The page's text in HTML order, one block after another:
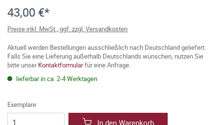
43,00 €*
Preise inkl. MwSt., ggf. zzgl. Versandkosten
Aktuell werden Bestellungen ausschließlich nach Deutschland geliefert.
Falls Sie eine Lieferung außerhalb Deutschlands wünschen, nutzen Sie
bitte unserKontaktformularfür eine Anfrage.
lieferbar in ca. 2-4 Werktagen
Exemplare:
In den Warenkorb